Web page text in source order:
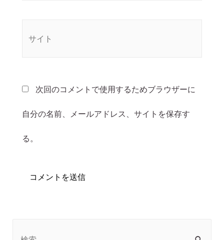
次回のコメントで使用するためブラウザーに
自分の名前、メールアドレス、サイトを保存す
る。